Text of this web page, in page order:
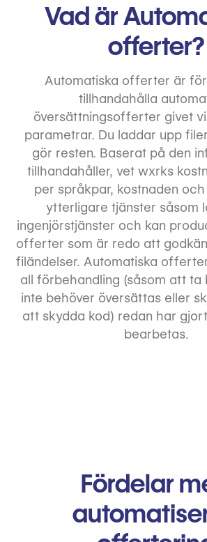
Vad är
offerter?
Automatiska offerter är
tillhandahålla
översättningsofferter givet
parametrar. Du laddar upp
gör resten. Baserat på den
tillhandahåller, vet wxrks
per språkpar, kostnaden
ytterligare tjänster såsom
ingenjörstjänster och kan
offerter som är redo att
filändelser. Automatiska
all förbehandling (såsom att ta
inte behöver översättas eller
att skydda kod) redan har
bearbetas.
Fördelar